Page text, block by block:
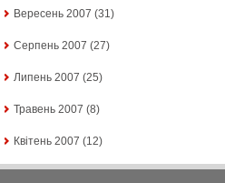
Вересень 2007 (31)
Серпень 2007 (27)
Липень 2007 (25)
Травень 2007 (8)
Квітень 2007 (12)